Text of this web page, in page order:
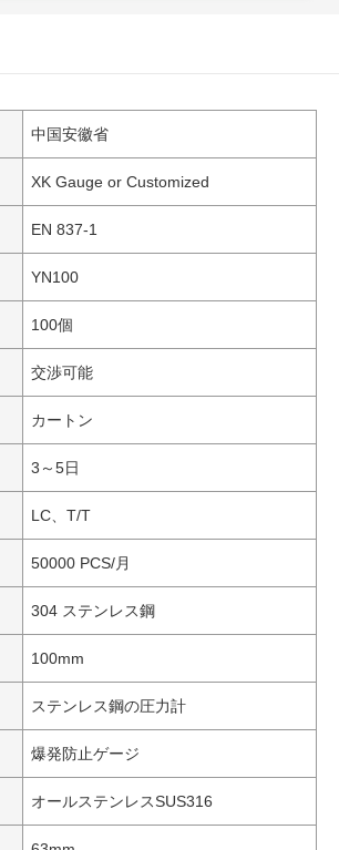
中国安徽省
XK Gauge or Customized
EN 837-1
YN100
100個
交渉可能
カートン
3～5日
LC、T/T
50000 PCS/月
304 ステンレス鋼
100mm
ステンレス鋼の圧力計
爆発防止ゲージ
オールステンレスSUS316